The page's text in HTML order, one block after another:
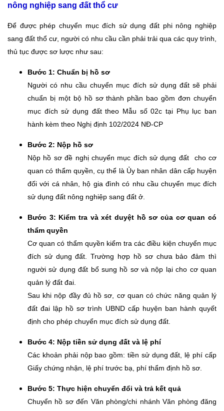
nông nghiệp sang đất thổ cư
Để được phép chuyển mục đích sử dụng đất phi nông nghiệp
sang đất thổ cư, người có nhu cầu cần phải trải qua các quy trình,
thủ tục được sơ lược như sau:
Bước 1: Chuẩn bị hồ sơ
Người có nhu cầu chuyển mục đích sử dụng đất sẽ phải
chuẩn bị một bộ hồ sơ thành phần bao gồm đơn chuyển
mục đích sử dụng đất theo Mẫu số 02c tại Phụ lục ban
hành kèm theo Nghị định 102/2024 NĐ-CP
Bước 2: Nộp hồ sơ
Nộp hồ sơ đề nghị chuyển mục đích sử dụng đất cho cơ
quan có thẩm quyền, cụ thể là Ủy ban nhân dân cấp huyện
đối với cá nhân, hộ gia đình có nhu cầu chuyển mục đích
sử dụng đất nông nghiệp sang đất ở.
Bước 3: Kiểm tra và xét duyệt hồ sơ của cơ quan có
thẩm quyền
Cơ quan có thẩm quyền kiểm tra các điều kiện chuyển mục
đích sử dụng đất. Trường hợp hồ sơ chưa bảo đảm thì
người sử dụng đất bổ sung hồ sơ và nộp lại cho cơ quan
quản lý đất đai.
Sau khi nộp đầy đủ hồ sơ, cơ quan có chức năng quản lý
đất đai lập hồ sơ trình UBND cấp huyện ban hành quyết
định cho phép chuyển mục đích sử dụng đất.
Bước 4: Nộp tiền sử dụng đất và lệ phí
Các khoản phải nộp bao gồm: tiền sử dụng đất, lệ phí cấp
Giấy chứng nhận, lệ phí trước bạ, phí thẩm định hồ sơ.
Bước 5: Thực hiện chuyển đổi và trả kết quả
Chuyển hồ sơ đến Văn phòng/chi nhánh Văn phòng đăng